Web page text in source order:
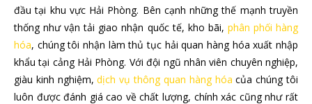
đầu tại khu vực Hải Phòng. Bên cạnh những thế mạnh truyền
thống như vận tải giao nhận quốc tế, kho bãi, phân phối hàng
hóa, chúng tôi nhận làm thủ tục hải quan hàng hóa xuất nhập
khẩu tại cảng Hải Phòng. Với đội ngũ nhân viên chuyên nghiệp,
giàu kinh nghiệm,dịch vụ thông quan hàng hóa của chúng tôi
luôn được đánh giá cao về chất lượng, chính xác cũng như rất